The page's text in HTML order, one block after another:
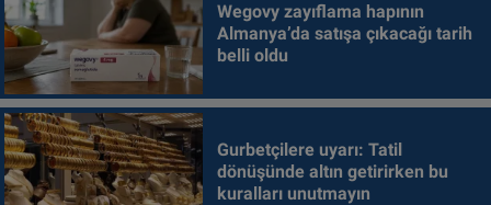
Wegovy zayıflama hapının
Almanya’da satışa çıkacağı tarih
belli oldu
Gurbetçilere uyarı: Tatil
dönüşünde altın getirirken bu
kuralları unutmayın